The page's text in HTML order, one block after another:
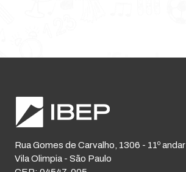
Rua Gomes de Carvalho, 1306 - 11º andar
Vila Olimpia - São Paulo